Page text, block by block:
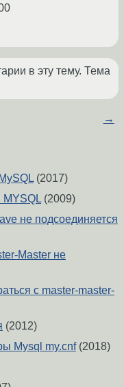
в эту тему. Тема
→
(2017)
(2009)
не подсоединяется
Master не
с master-master-
(2012)
Mysql my.cnf(2018)